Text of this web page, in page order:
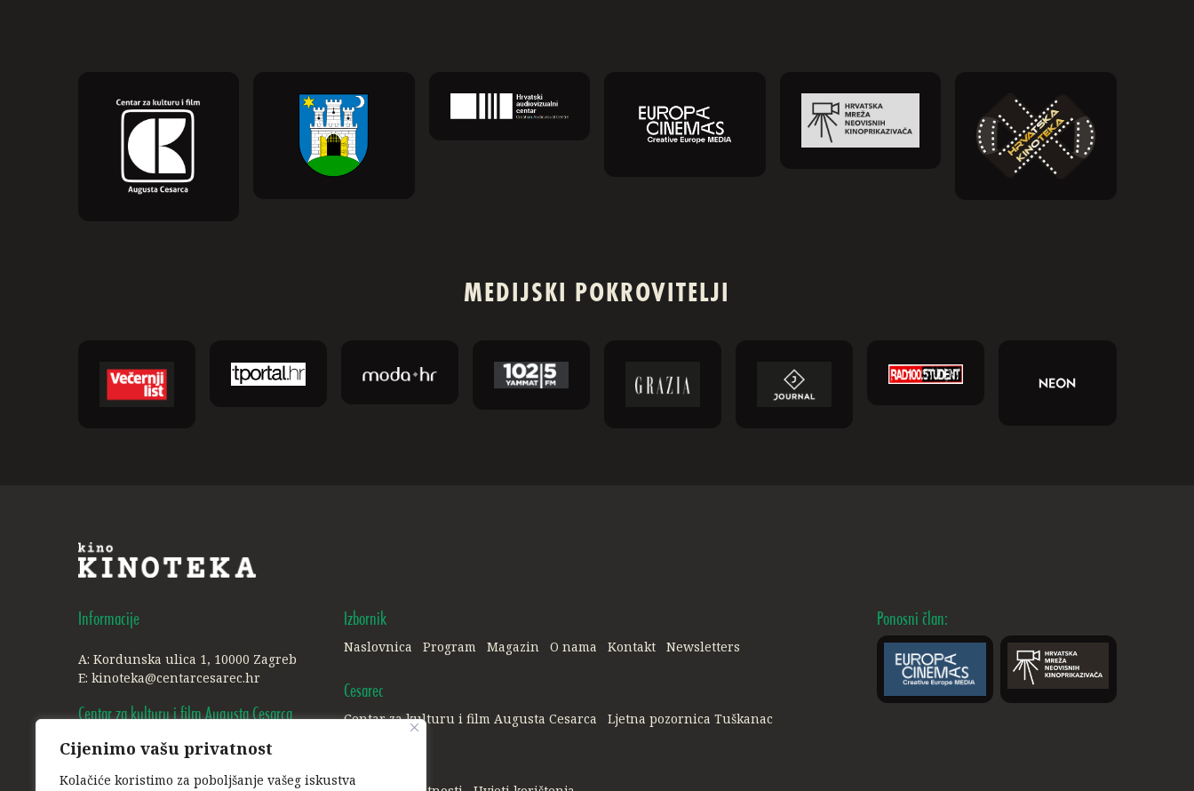
Cijenimo vašu privatnost
Kolačiće koristimo za poboljšanje vašeg iskustva
MEDIJSKI POKROVITELJI
Informacije
A: Kordunska ulica 1, 10000 Zagreb
E: kinoteka@centarcesarec.hr
Centar za kulturu i film Augusta Cesarca
A: Ilica 227, 1. i 3. kat, 10000 Zagreb
E:info@centarcesarec.hr
Izbornik
Naslovnica Program Magazin O nama Kontakt Newsletters
Cesarec
Centar za kulturu i film Augusta Cesarca Ljetna pozornica Tuškanac
Ponosni član: